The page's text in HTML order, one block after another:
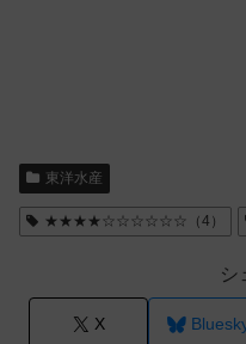
東洋水産
★★★★☆☆☆☆☆☆（4）
シ
X